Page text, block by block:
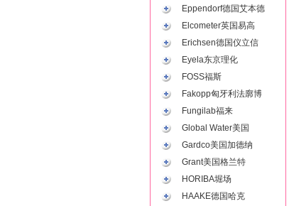
Eppendorf德国艾本德
Elcometer英国易高
Erichsen德国仪立信
Eyela东京理化
FOSS福斯
Fakopp匈牙利法廓博
Fungilab福来
Global Water美国
Gardco美国加德纳
Grant美国格兰特
HORIBA堀场
HAAKE德国哈克